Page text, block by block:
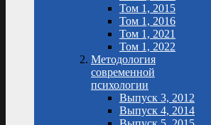
Том 1, 2015
Том 1, 2016
Том 1, 2021
Том 1, 2022
Методология
современной
психологии
Выпуск 3, 2012
Выпуск 4, 2014